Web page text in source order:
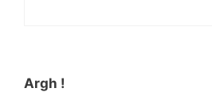
Argh !